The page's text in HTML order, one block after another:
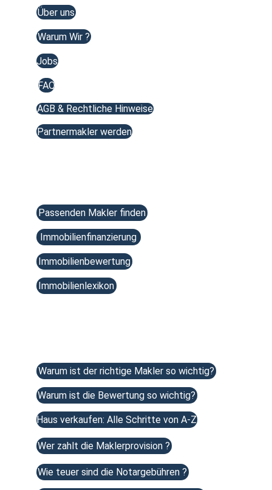
Passenden Makler finden
Über uns
Jobs
Partnermakler werden
FAQ
AGB & Rechtliche Hinweise
Immobilienfinanzierung
Immobilienbewertung
Immobilienlexikon
Warum ist der richtige Makler so wichtig?
Warum ist die Bewertung so wichtig?
Haus verkaufen: Alle Schritte von A-Z
Wer zahlt die Maklerprovision ?
Wie teuer sind die Notargebühren ?
Warum Wir ?